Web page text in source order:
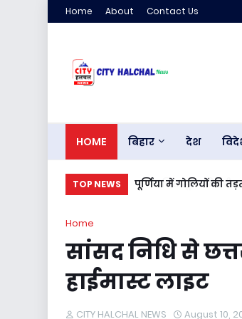
Home About Contact Us
HOME बिहार देश
TOP NEWS पूर्णिया में गोलियों की
Home
सांसद निधि से
हाईमास्ट लाइट
CITY HALCHAL NEWS August 10,